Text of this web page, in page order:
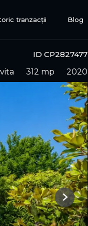
tranzacții Blog
ID CP2827477
312 mp 2020
Next